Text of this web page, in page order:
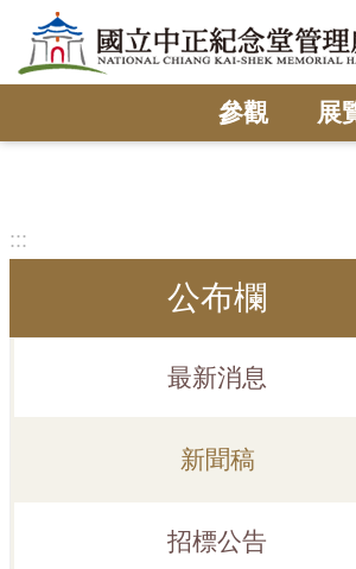
跳到主要內容區塊
參觀 展
:::
公布欄
最新消息
新聞稿
招標公告